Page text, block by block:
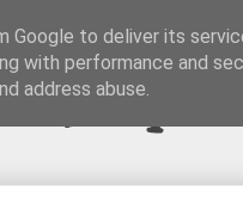
napi
Google to deliver its
with performance and
address abuse.